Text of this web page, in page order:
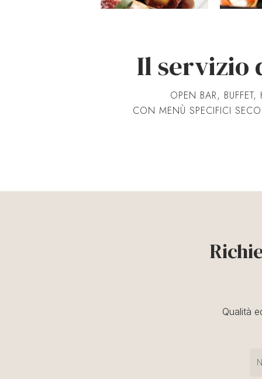
Il servizio
OPEN BAR,
CON MENÙ SPECIFICI
Qualità